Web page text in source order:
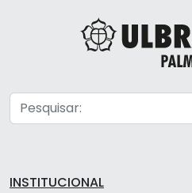
INSTITUCIONAL